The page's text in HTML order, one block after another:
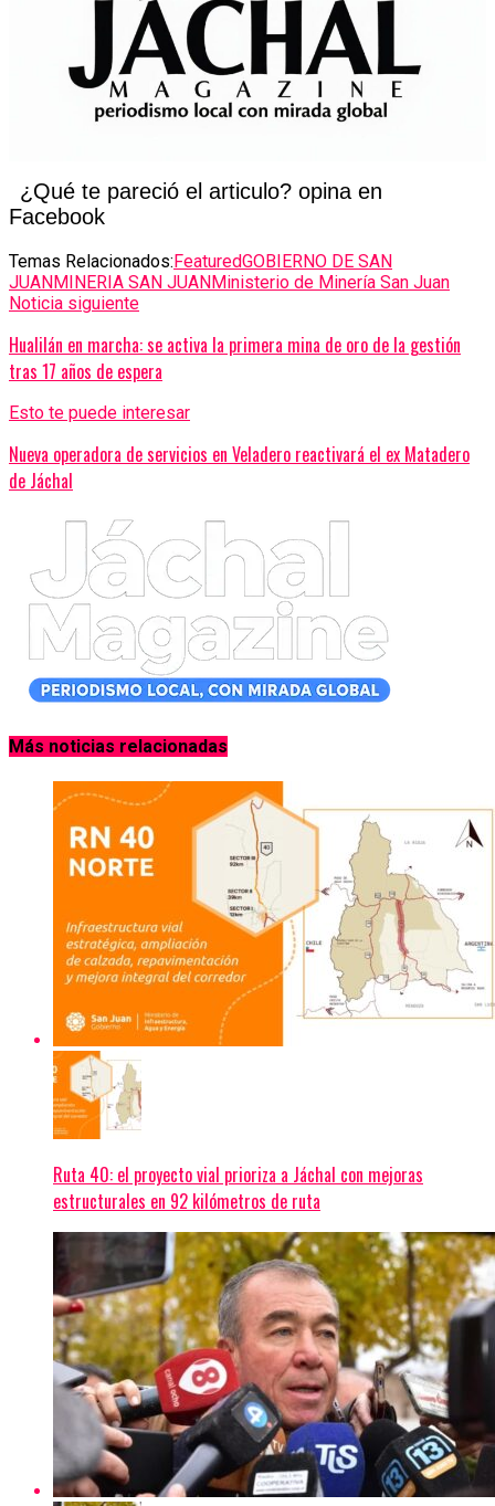
¿Qué te pareció el articulo? opina en
Facebook
Temas Relacionados: FeaturedGOBIERNO DE SAN
JUAN MINERIA SAN JUAN Ministerio de Minería San Juan
Noticia siguiente
Hualilán en marcha: se activa la primera mina de oro de la gestión
tras 17 años de espera
Esto te puede interesar
Nueva operadora de servicios en Veladero reactivará el ex Matadero
de Jáchal
Más noticias relacionadas
Ruta 40: el proyecto vial prioriza a Jáchal con mejoras
estructurales en 92 kilómetros de ruta